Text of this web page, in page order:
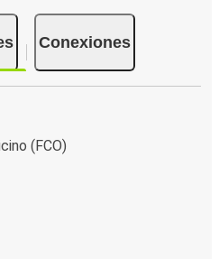
Conexiones
(FCO)